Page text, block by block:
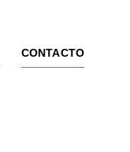
CONTACTO
CONTACTO